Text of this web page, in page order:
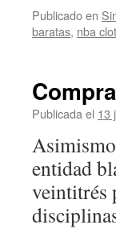
Publicado en
baratas, nba
Publicada el 13
entidad
veintitrés